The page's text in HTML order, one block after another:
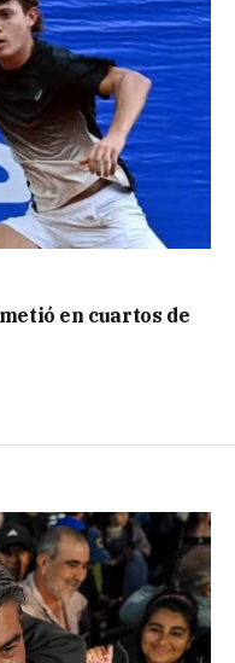
en cuartos de